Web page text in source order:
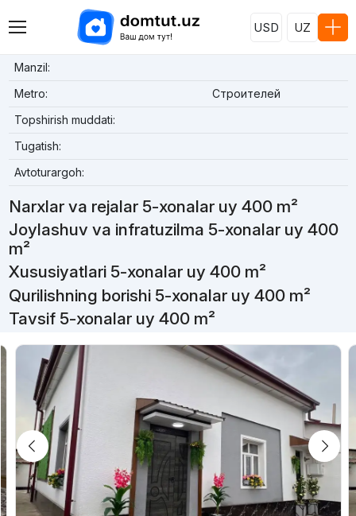
USD UZ
Manzil:
Metro:
Строителей
Topshirish muddati:
Tugatish:
Avtoturargoh:
Narxlar va rejalar 5-xonalar uy 400 m²
Joylashuv va infratuzilma 5-xonalar uy 400
m²
Xususiyatlari 5-xonalar uy 400 m²
Qurilishning borishi 5-xonalar uy 400 m²
Tavsif 5-xonalar uy 400 m²